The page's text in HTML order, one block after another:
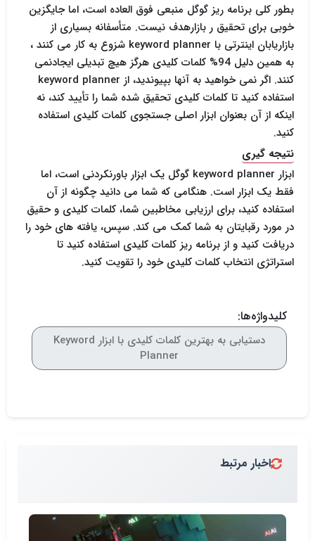
بطور کلی برنامه ریز گوگل منبعی فوق العاده است، اما جایگزین
خوبی برای تحقیق ر بازارهدف نیست. متأسفانه بسیاری از
بازاریابان اینترتی با keyword planner شزوع به کار می کنند ،
به همین دلیل 94% کلمات کلیدی هرگز هیچ تبدیلی ایجادنمی
کنند. اگر نمی خواهید به آنها بپیوندید، از keyword planner
استفاده کنید تا کلمات کلیدی تحقیق شده شما را تأیید کند، نه
اینکه از آن بعنوان ابزار اصلی جستجوی کلمات کلیدی استفاده
کنید.
نتیجه گیری
ابزار keyword planner گوگل یک ابزار باورنکردنی است، اما
فقط یک ابزار است. هنگامی که شما می دانید چگونه از آن
استفاده کنید، برای ارزیابی مخاطبین شما، کلمات کلیدی و حقیق
در مورد رقبایتان به شما کمک می کند. سپس، یافته های خود را
دریافت کنید و از برنامه ریز کلمات کلیدی استفاده کنید تا
استراتژی انتخاب کلمات کلیدی خود را تقویت کنید.
کلیدواژه‌ها:
دستیابی به بهترین کلمات کلیدی با ابزار Keyword
Planner
اخبار مرتبط